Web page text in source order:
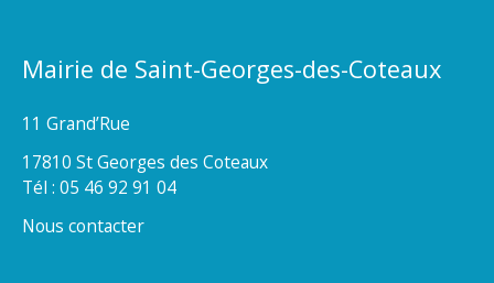
Mairie de Saint-Georges-des-Coteaux
11 Grand’Rue
17810 St Georges des Coteaux
Tél : 05 46 92 91 04
Nous contacter